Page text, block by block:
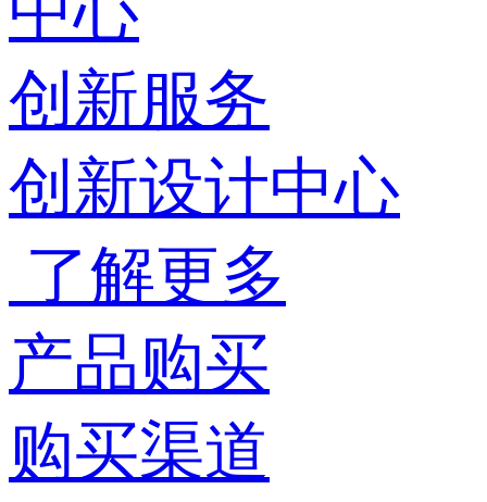
创新服务
创新设计中心
了解更多
产品购买
购买渠道